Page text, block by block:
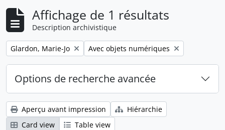
Affichage de 1 résultats
Description archivistique
Remove filter:
Glardon, Marie-Jo Remove filter:
Avec objets numériques
Options de recherche avancée
Aperçu avant impression
Hiérarchie
Card view
Table view